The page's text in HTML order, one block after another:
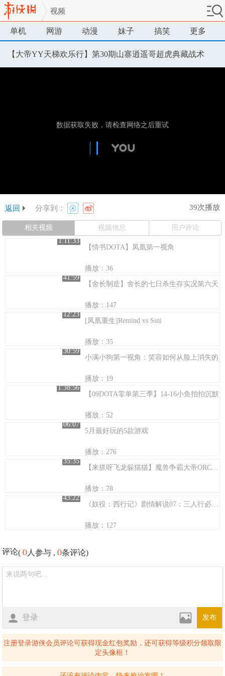
视频
单机 网游 动漫 妹子 搞笑 更多
【大帝YY天梯欢乐行】第30期山寨逍遥哥超虎典藏战术
返回 分享到： 39次播放
相关视频 视频信息
用户评论
1:11:33
【情书DOTA】凤凰第一视角
播放：36
41:59
【舍长制造】舍长的七日杀生存实况第六天
播放：147
12:23
[凤凰重生]Remind vs Sini
播放：35
30:59
小满小狗第一视角：笑容如何从脸上消失的
播放：19
1:38:56
【09DOTA零单第三季】14-16小鱼拍拍沉默
播放：52
06:07
5月最好玩的5款游戏
播放：276
35:35
【来抓呀飞龙躲猫猫】魔兽争霸大帝ORCvs暴力的格子2TM
播放：78
43:22
《奴役：西行记》剧情解说07：三人行必有逗B
播放：127
评论(0 人参与 ,0条评论)
登录 发布
注册登录游侠会员评论可获得现金红包奖励，还可获得等级积分领取限
定头像框！